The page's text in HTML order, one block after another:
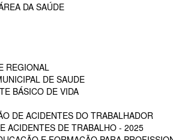
DA SAÚDE
REGIONAL
DE SAUDE
BÁSICO DE VIDA
DE ACIDENTES DO TRABALHADOR
ACIDENTES DE TRABALHO - 2025